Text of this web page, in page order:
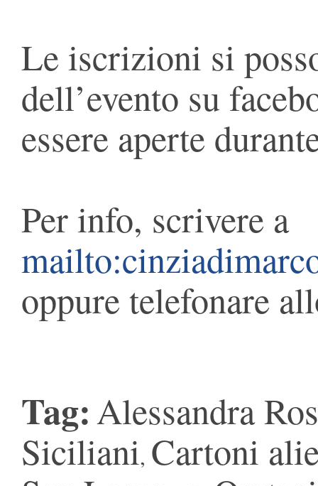
Le iscrizioni si
dell’evento su
essere aperte
Per info, scrivere a
oppure telefonare
Tag:Alessandra
Siciliani, Cartoni